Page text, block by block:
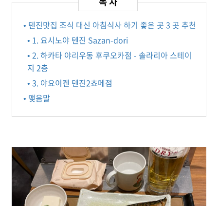
• 텐진맛집 조식 대신 아침식사 하기 좋은 곳 3 곳 추천
• 1. 요시노야 텐진 Sazan-dori
• 2. 하카타 야리우동 후쿠오카점 - 솔라리아 스테이
지 2층
• 3. 야요이켄 텐진2쵸메점
• 맺음말